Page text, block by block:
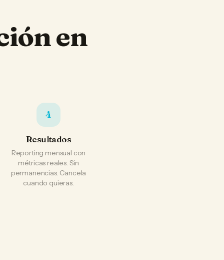
en
4
Resultados
Reporting mensual con
métricas reales. Sin
permanencias. Cancela
cuando quieras.